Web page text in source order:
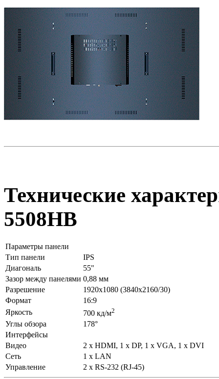
Технические
5508HB
Параметры панели
Тип панели
IPS
Диагональ
55"
Зазор между панелями 0,88 мм
Разрешение
1920x1080 (3840x2160/30)
Формат
16:9
Яркость
700 кд/м2
Углы обзора
178°
Интерфейсы
Видео
2 х HDMI, 1 х DP, 1 х VGA, 1 х DVI
Сеть
1 х LAN
Управление
2 х RS-232 (RJ-45)